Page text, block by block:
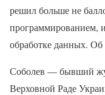
решил больше не
программированием, и
обработке данных. Об
Соболев — бывший
Верховной Раде